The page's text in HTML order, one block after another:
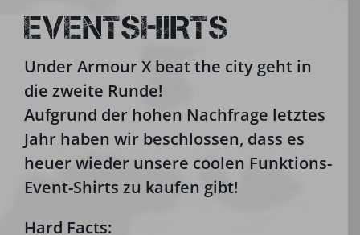
EVENTSHIRTS
Under Armour X beat the city geht in
die zweite Runde!
Aufgrund der hohen Nachfrage letztes
Jahr haben wir beschlossen, dass es
heuer wieder unsere coolen Funktions-
Event-Shirts zu kaufen gibt!
Hard Facts: